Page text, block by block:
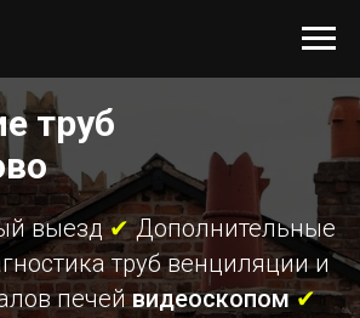
труб
выезд✔Дополнительные
труб венциляции и
печейвидеоскопом ✔